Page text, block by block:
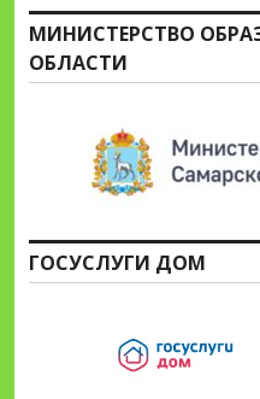
МИНИСТЕРСТВО
ОБЛАСТИ
ГОСУСЛУГИ ДОМ